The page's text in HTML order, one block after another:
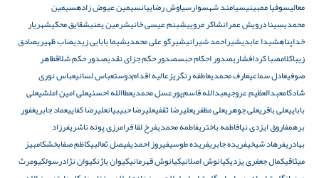
معالیسوفیا ممبینیسیامند شهسوارسیاوش رضاییانسیمین عیوض زادهسیمین
محمدیسینا درویش عمرانشاکر مروییشبنم عیسی خانیشرمین یمنیشقایق محکیشهریار
خداپناهشیدا عابدیشیراحمد شیرانیشیرکو علی محمدیشیما بابایی زیدیصاب ظهیریصادق
زیباکلامصبا کردافشاریصدور احکام حبسصدور حکم جزای نقدیصدور حکم شلاقطاهر
صوفیعادل سماعیعارف محمدیعاطفه رنگریزعالیه اقدام‌دوستعباس لسانیعباس نوری
شادکامعبدالعظیم عروجیعبدالله قاسم‌پورعسل محمدیعطاالله احسنیعلی امین املشیعلی
باباییعلی باقریعلی جوهریعلی مظفریعلیرضا ثقفیعلیرضا حبیبیانعلیرضا کفاییعماد جابریغفور
برهمفاروق ایزدی نیافاطمه باختریفاطمه محمدیفرخ لقا فرامرزی پونه ناشریفرزاد
بهادریفرهاد شیخیفریده جابریفریده طوسیفیروز احمدیفیصل ثعالبیکاظم صفابخشکامبیز
میثاقیکمال جعفری یزدیکیانوش اصلانیکیانوش قهرمانیکیوان باژنکیوان نژادرسولکیومرث